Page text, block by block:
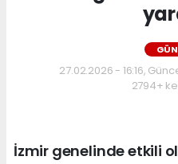
27.02.2026 - 16:16,
2794+
İzmir genelinde etkili